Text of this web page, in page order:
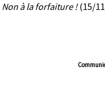
Non à la forfaiture !(15/